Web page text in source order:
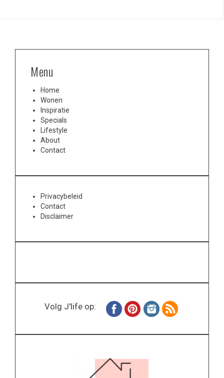
Menu
Home
Wonen
Inspiratie
Specials
Lifestyle
About
Contact
Privacybeleid
Contact
Disclaimer
Volg J'life op: